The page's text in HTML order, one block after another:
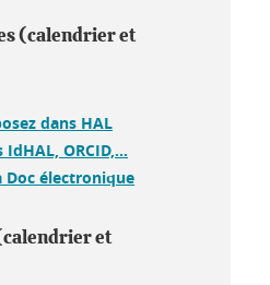
(calendrier et
dans HAL
ORCID,...
Doc électronique
et